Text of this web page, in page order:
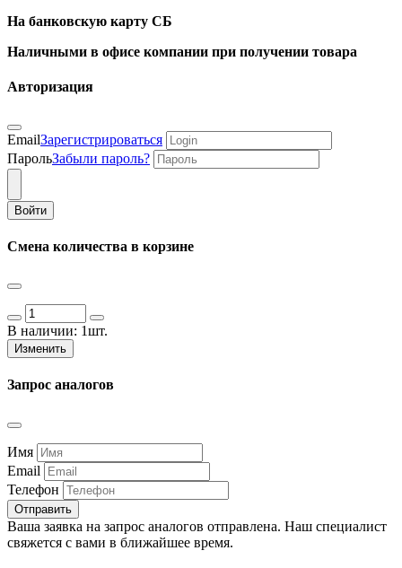
На банковскую карту СБ
Наличными в офисе компании при получении товара
Авторизация
EmailЗарегистрироваться
ПарольЗабыли пароль?
Войти
Смена количества в корзине
В наличии: 1шт.
Изменить
Запрос аналогов
Имя
Email
Телефон
Отправить
Ваша заявка на запрос аналогов отправлена. Наш специалист
свяжется с вами в ближайшее время.